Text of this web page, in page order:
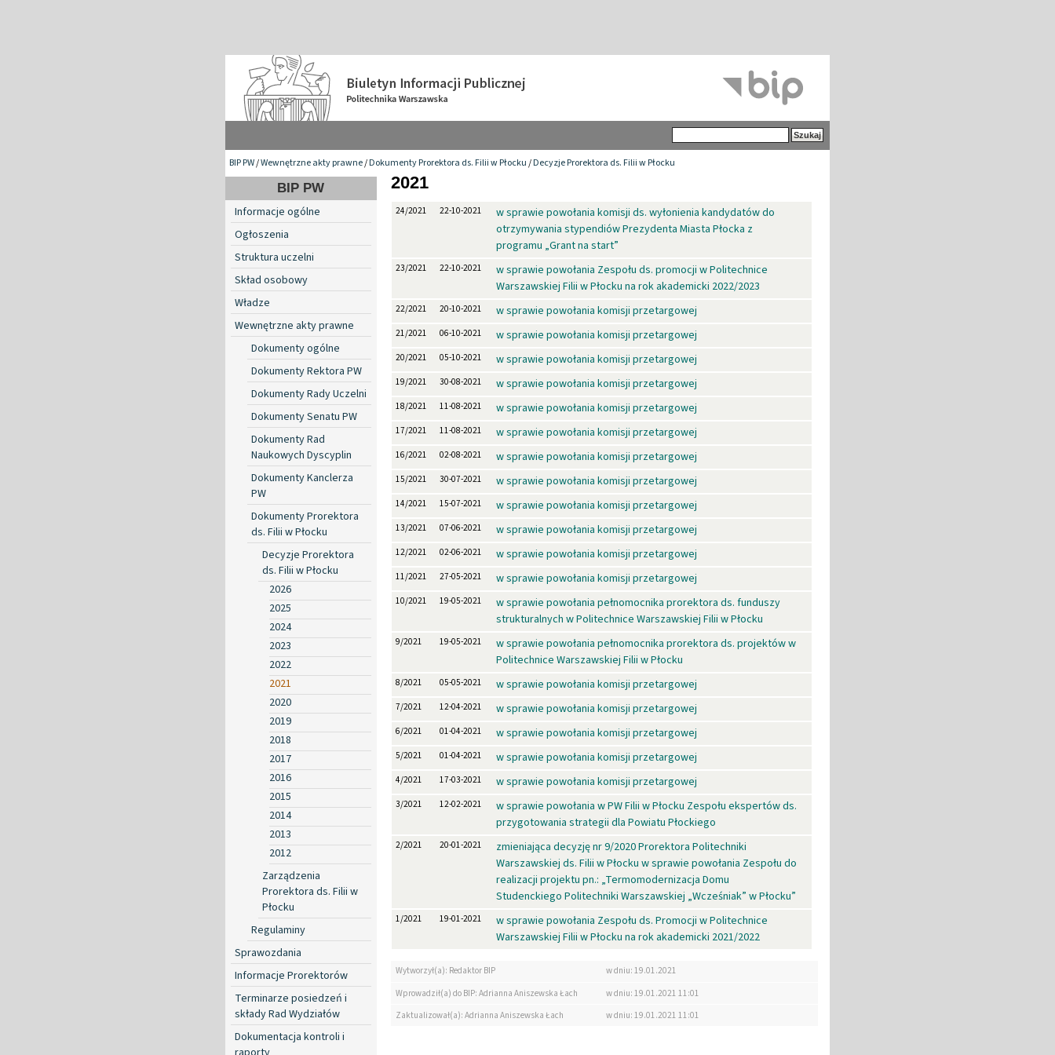
BIP PW/Wewnętrzne akty prawne/Dokumenty Prorektora ds. Filii w Płocku/Decyzje Prorektora ds. Filii w Płocku
BIP PW
Informacje ogólne
Ogłoszenia
Struktura uczelni
Skład osobowy
Władze
Wewnętrzne akty prawne
Dokumenty ogólne
Dokumenty Rektora PW
Dokumenty Rady Uczelni
Dokumenty Senatu PW
Dokumenty Rad
Naukowych Dyscyplin
Dokumenty Kanclerza
PW
Dokumenty Prorektora
ds. Filii w Płocku
Decyzje Prorektora
ds. Filii w Płocku
2026
2025
2024
2023
2022
2021
2020
2019
2018
2017
2016
2015
2014
2013
2012
Zarządzenia
Prorektora ds. Filii w
Płocku
Regulaminy
Sprawozdania
Informacje Prorektorów
Terminarze posiedzeń i
składy Rad Wydziałów
Dokumentacja kontroli i
2021
24/2021 22-10-2021
w sprawie powołania komisji ds. wyłonienia kandydatów do
otrzymywania stypendiów Prezydenta Miasta Płocka z
programu „Grant na start”
23/2021 22-10-2021
w sprawie powołania Zespołu ds. promocji w Politechnice
Warszawskiej Filii w Płocku na rok akademicki 2022/2023
22/2021 20-10-2021 w sprawie powołania komisji przetargowej
21/2021 06-10-2021 w sprawie powołania komisji przetargowej
20/2021 05-10-2021 w sprawie powołania komisji przetargowej
19/2021 30-08-2021 w sprawie powołania komisji przetargowej
18/2021 11-08-2021 w sprawie powołania komisji przetargowej
17/2021 11-08-2021 w sprawie powołania komisji przetargowej
16/2021 02-08-2021 w sprawie powołania komisji przetargowej
15/2021 30-07-2021 w sprawie powołania komisji przetargowej
14/2021 15-07-2021 w sprawie powołania komisji przetargowej
13/2021 07-06-2021 w sprawie powołania komisji przetargowej
12/2021 02-06-2021 w sprawie powołania komisji przetargowej
11/2021 27-05-2021 w sprawie powołania komisji przetargowej
10/2021 19-05-2021
w sprawie powołania pełnomocnika prorektora ds. funduszy
strukturalnych w Politechnice Warszawskiej Filii w Płocku
9/2021 19-05-2021
w sprawie powołania pełnomocnika prorektora ds. projektów w
Politechnice Warszawskiej Filii w Płocku
8/2021 05-05-2021 w sprawie powołania komisji przetargowej
7/2021 12-04-2021 w sprawie powołania komisji przetargowej
6/2021 01-04-2021 w sprawie powołania komisji przetargowej
5/2021 01-04-2021 w sprawie powołania komisji przetargowej
4/2021 17-03-2021 w sprawie powołania komisji przetargowej
3/2021 12-02-2021
w sprawie powołania w PW Filii w Płocku Zespołu ekspertów ds.
przygotowania strategii dla Powiatu Płockiego
2/2021 20-01-2021
zmieniająca decyzję nr 9/2020 Prorektora Politechniki
Warszawskiej ds. Filii w Płocku w sprawie powołania Zespołu do
realizacji projektu pn.: „Termomodernizacja Domu
Studenckiego Politechniki Warszawskiej „Wcześniak” w Płocku”
1/2021 19-01-2021
w sprawie powołania Zespołu ds. Promocji w Politechnice
Warszawskiej Filii w Płocku na rok akademicki 2021/2022
Wytworzył(a): Redaktor BIP
w dniu: 19.01.2021
Wprowadził(a) do BIP: Adrianna Aniszewska Łach
w dniu: 19.01.2021 11:01
Zaktualizował(a): Adrianna Aniszewska Łach
w dniu: 19.01.2021 11:01